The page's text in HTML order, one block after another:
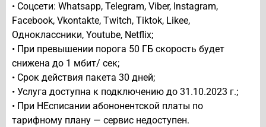
• Соцсети: Whatsapp, Telegram, Viber, Instagram,
Facebook, Vkontakte, Twitch, Tiktok, Likee,
Одноклассники, Youtube, Netflix;
• При превышении порога 50 ГБ скорость будет
снижена до 1 мбит/ сек;
• Срок действия пакета 30 дней;
• Услуга доступна к подключению до 31.10.2023 г.;
• При НЕсписании абононентской платы по
тарифному плану — сервис недоступен.